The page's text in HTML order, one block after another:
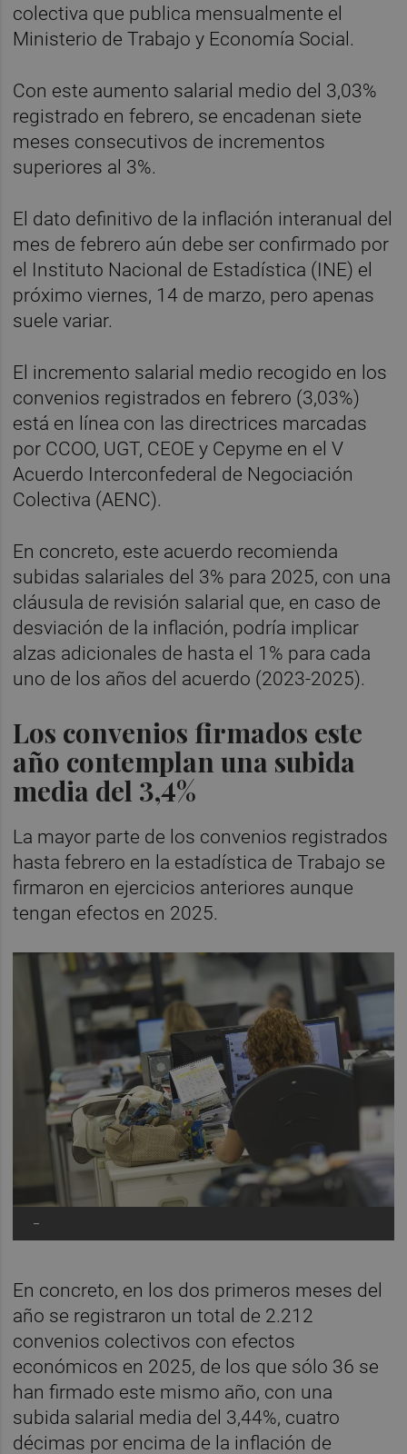
colectiva que publica mensualmente el
Ministerio de Trabajo y Economía Social.
Con este aumento salarial medio del 3,03%
registrado en febrero, se encadenan siete
meses consecutivos de incrementos
superiores al 3%.
El dato definitivo de la inflación interanual del
mes de febrero aún debe ser confirmado por
el Instituto Nacional de Estadística (INE) el
próximo viernes, 14 de marzo, pero apenas
suele variar.
El incremento salarial medio recogido en los
convenios registrados en febrero (3,03%)
está en línea con las directrices marcadas
por CCOO, UGT, CEOE y Cepyme en el V
Acuerdo Interconfederal de Negociación
Colectiva (AENC).
En concreto, este acuerdo recomienda
subidas salariales del 3% para 2025, con una
cláusula de revisión salarial que, en caso de
desviación de la inflación, podría implicar
alzas adicionales de hasta el 1% para cada
uno de los años del acuerdo (2023-2025).
Los convenios firmados este
año contemplan una subida
media del 3,4%
La mayor parte de los convenios registrados
hasta febrero en la estadística de Trabajo se
firmaron en ejercicios anteriores aunque
tengan efectos en 2025.
-
En concreto, en los dos primeros meses del
año se registraron un total de 2.212
convenios colectivos con efectos
económicos en 2025, de los que sólo 36 se
han firmado este mismo año, con una
subida salarial media del 3,44%, cuatro
décimas por encima de la inflación de